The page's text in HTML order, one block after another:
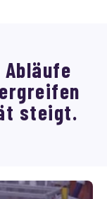
steigt.